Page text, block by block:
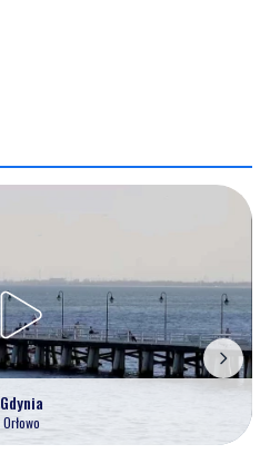
Gdynia
Orłowo